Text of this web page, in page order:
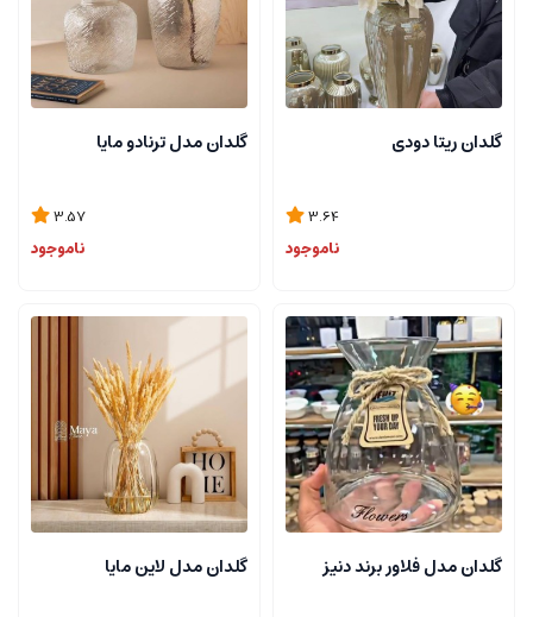
گلدان ریتا دودی
3.64
ناموجود
گلدان مدل ترنادو مایا
3.57
ناموجود
گلدان مدل فلاور برند دنیز گلدان مدل لاین مایا